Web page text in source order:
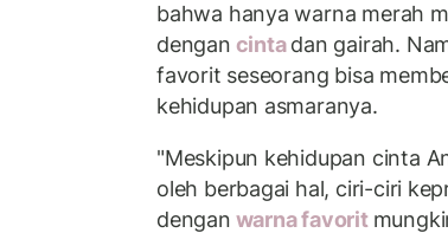
bahwa hanya warna merah
dengan cintadan gairah.
favorit seseorang bisa
kehidupan asmaranya.
"Meskipun kehidupan cinta
oleh berbagai hal, ciri-ciri
dengan warna favorit